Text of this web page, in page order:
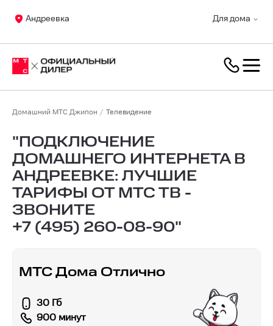
Для дома
Андреевка
Домашний МТС Джипон Телевидение
"ПОДКЛЮЧЕНИЕ
ДОМАШНЕГО ИНТЕРНЕТА В
АНДРЕЕВКЕ: ЛУЧШИЕ
ТАРИФЫ ОТ МТС ТВ -
ЗВОНИТЕ
+7 (495) 260-08-90"
МТС Дома Отлично
30 Гб
900 минут